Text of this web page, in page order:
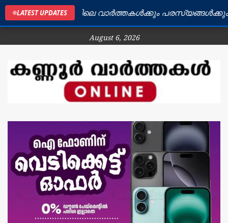
LATEST UPDATES
കണ്ണൂർ ജില്ലയിലെ വാർത്തകൾക്കും പരസ്യങ്ങൾക്കും
August 6, 2026